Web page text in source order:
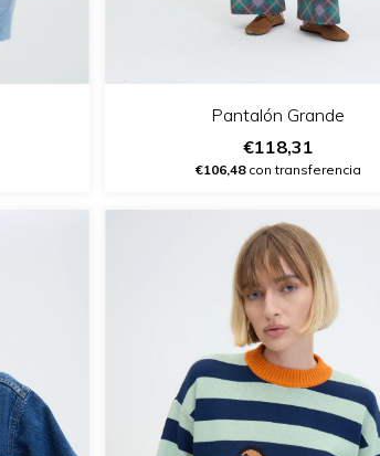
Pantalón Grande
€118,31
€106,48con transferencia